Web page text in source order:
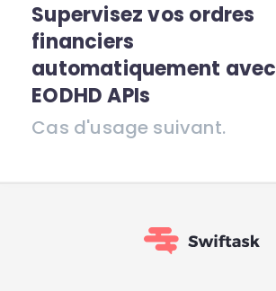
Supervisez vos ordres
financiers
automatiquement avec
EODHD APIs
Cas d'usage suivant.